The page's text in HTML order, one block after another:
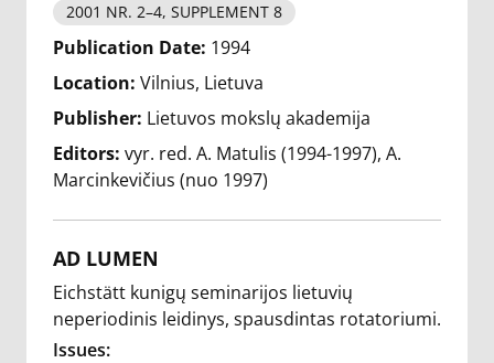
2001 NR. 2–4, SUPPLEMENT 8
Publication Date: 1994
Location: Vilnius, Lietuva
Publisher: Lietuvos mokslų akademija
Editors: vyr. red. A. Matulis (1994-1997) A.
Marcinkevičius (nuo 1997)
AD LUMEN
Eichstätt kunigų seminarijos lietuvių
neperiodinis leidinys, spausdintas rotatoriumi.
Issues: